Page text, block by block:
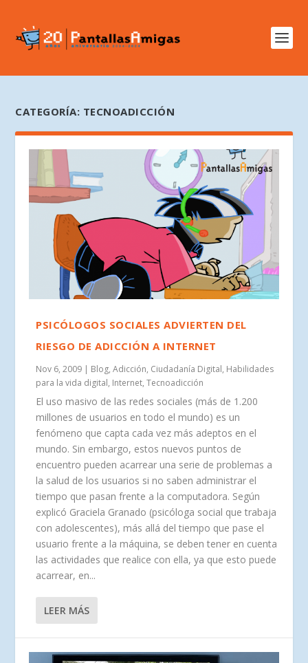
CATEGORÍA: TECNOADICCIÓN
PSICÓLOGOS SOCIALES ADVIERTEN DEL
RIESGO DE ADICCIÓN A INTERNET
Nov 6, 2009 | Blog,Adicción, Ciudadanía Digital, Habilidades
para la vida digital, Internet,Tecnoadicción
El uso masivo de las redes sociales (más de 1.200
millones de usuarios en todo el mundo) es un
fenómeno que capta cada vez más adeptos en el
mundo. Sin embargo, estos nuevos puntos de
encuentro pueden acarrear una serie de problemas a
la salud de los usuarios si no saben administrar el
tiempo que pasan frente a la computadora. Según
explicó Graciela Granado (psicóloga social que trabaja
con adolescentes), más allá del tiempo que pase el
usuario frente a la máquina, se deben tener en cuenta
las actividades que realice con ella, ya que esto puede
acarrear, en...
LEER MÁS